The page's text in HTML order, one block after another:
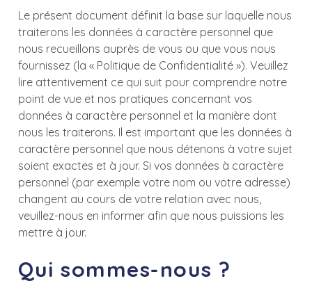
Le présent document définit la base sur laquelle nous
traiterons les données à caractère personnel que
nous recueillons auprès de vous ou que vous nous
fournissez (la « Politique de Confidentialité »). Veuillez
lire attentivement ce qui suit pour comprendre notre
point de vue et nos pratiques concernant vos
données à caractère personnel et la manière dont
nous les traiterons. Il est important que les données à
caractère personnel que nous détenons à votre sujet
soient exactes et à jour. Si vos données à caractère
personnel (par exemple votre nom ou votre adresse)
changent au cours de votre relation avec nous,
veuillez-nous en informer afin que nous puissions les
mettre à jour.
Qui sommes-nous ?